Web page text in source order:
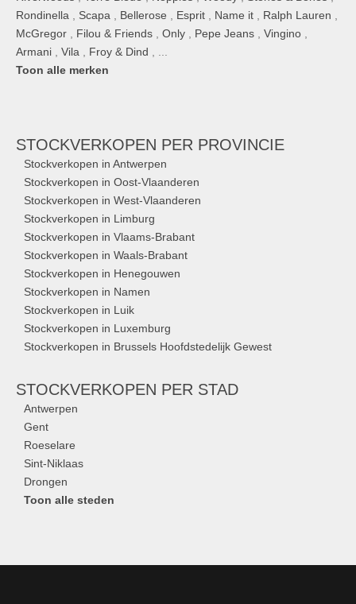
Rondinella
Scapa Bellerose Esprit Name it Ralph Lauren
McGregor
Filou & Friends Only Pepe Jeans Vingino
Armani
Vila Froy & Dind
Toon alle merken
STOCKVERKOPEN PER PROVINCIE
Stockverkopen in Antwerpen
Stockverkopen in Oost-Vlaanderen
Stockverkopen in West-Vlaanderen
Stockverkopen in Limburg
Stockverkopen in Vlaams-Brabant
Stockverkopen in Waals-Brabant
Stockverkopen in Henegouwen
Stockverkopen in Namen
Stockverkopen in Luik
Stockverkopen in Luxemburg
Stockverkopen in Brussels Hoofdstedelijk Gewest
STOCKVERKOPEN PER STAD
Antwerpen
Gent
Roeselare
Sint-Niklaas
Drongen
Toon alle steden